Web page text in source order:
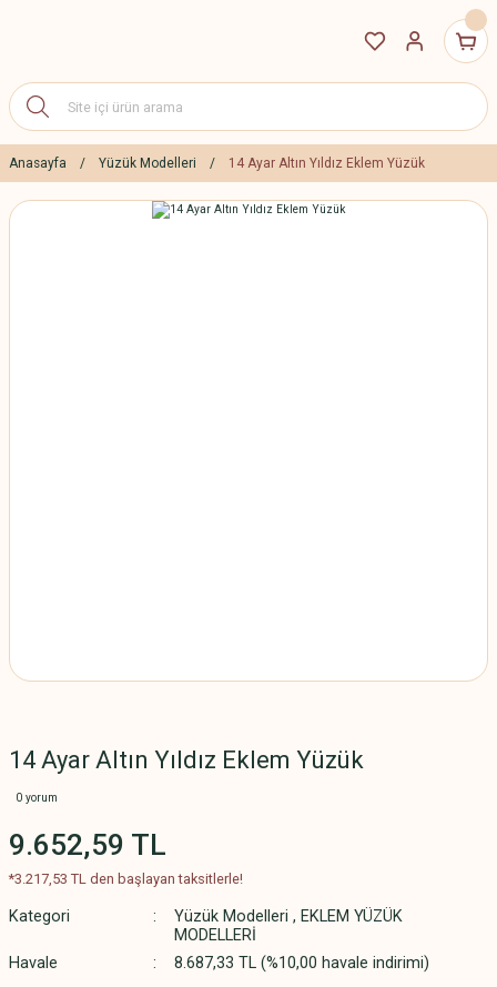
Anasayfa Yüzük Modelleri 14 Ayar Altın Yıldız Eklem Yüzük
14 Ayar Altın Yıldız Eklem Yüzük
0 yorum
9.652,59 TL
*3.217,53 TL den başlayan taksitlerle!
Kategori Yüzük Modelleri , EKLEM YÜZÜK
MODELLERİ
Havale
8.687,33 TL (%10,00 havale indirimi)